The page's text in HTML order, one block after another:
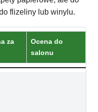
flizeliny lub winylu.
za
Ocena do
salonu